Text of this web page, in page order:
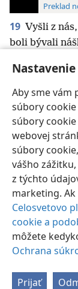
Aby sme vám
súbory
súbory
webovej
súbory
vášho
z týchto
marketing.
Celosvetovo
cookie a
môžete
Ochrana
Prijať
Preklad
19 Vyšli z
boli bývali
druhu.+
Copyright © 2026
Podmienky